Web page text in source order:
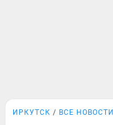
ИРКУТСК ВСЕ НОВОСТИ